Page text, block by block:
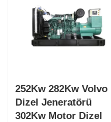
252Kw 282Kw Volvo
Dizel Jeneratörü
302Kw Motor Dizel